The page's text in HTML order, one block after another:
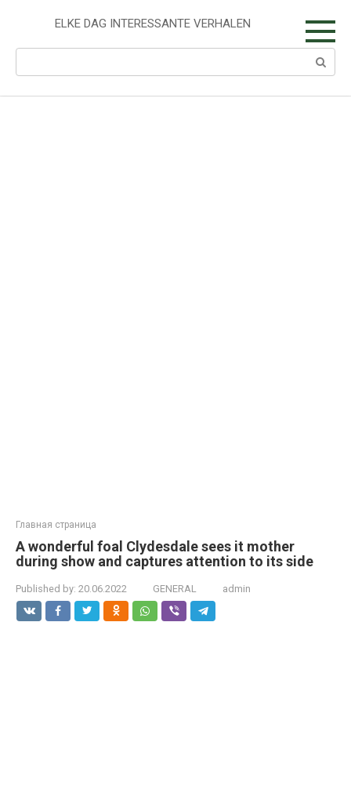
ELKE DAG INTERESSANTE VERHALEN
Search:
Главная страница
A wonderful foal Clydesdale sees it mother
during show and captures attention to its side
Published by: 20.06.2022 GENERAL admin